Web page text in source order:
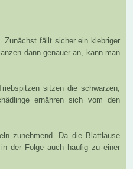
Zunächst fällt sicher ein klebriger
dann genauer an, kann man
sitzen die schwarzen,
ernähren sich vom den
zunehmend. Da die Blattläuse
der Folge auch häufig zu einer